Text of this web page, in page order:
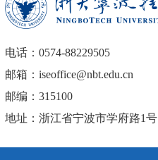
电话：0574-88229505
邮箱：iseoffice@nbt.edu.cn
邮编：315100
地址：浙江省宁波市学府路1号